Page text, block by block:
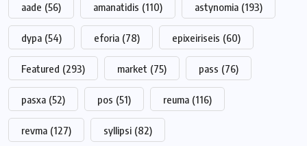
aade (56) amanatidis (110) astynomia (193)
dypa (54) eforia (78) epixeiriseis (60)
Featured (293) market (75) pass (76)
pasxa (52) pos (51) reuma (116)
revma (127) syllipsi (82)